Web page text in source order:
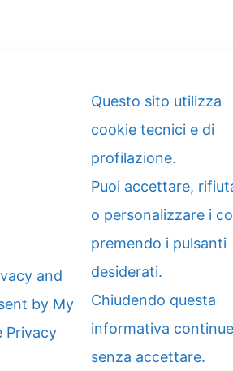
Questo sito utilizza
cookie tecnici e di
profilazione.
Puoi accettare,
o personalizzare i
premendo i pulsanti
desiderati.
Chiudendo questa
informativa
senza accettare.